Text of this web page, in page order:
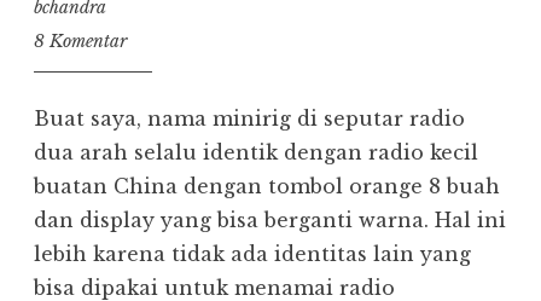
bchandra
8 Komentar
Buat saya, nama minirig di seputar radio
dua arah selalu identik dengan radio kecil
buatan China dengan tombol orange 8 buah
dan display yang bisa berganti warna. Hal ini
lebih karena tidak ada identitas lain yang
bisa dipakai untuk menamai radio